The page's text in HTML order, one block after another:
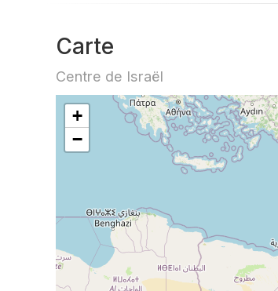
Carte
Centre de Israël
+
−